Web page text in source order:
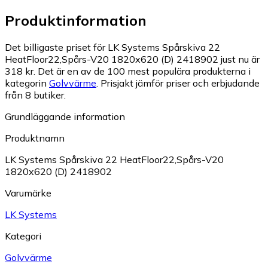
Produktinformation
Det billigaste priset för LK Systems Spårskiva 22
HeatFloor22,Spårs-V20 1820x620 (D) 2418902 just nu är
318 kr. Det är en av de 100 mest populära produkterna i
kategorin Golvvärme Prisjakt jämför priser och erbjudande
från 8 butiker.
Grundläggande information
Produktnamn
LK Systems Spårskiva 22 HeatFloor22,Spårs-V20
1820x620 (D) 2418902
Varumärke
LK Systems
Kategori
Golvvärme